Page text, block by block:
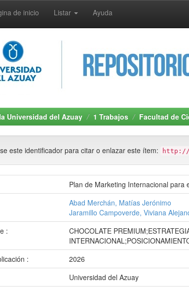
de inicio Listar Ayuda
Universidad del Azuay 1 Trabajos Facultad de
este identificador para citar o enlazar este ítem: http://
Plan de Marketing Internacional para
Abad Merchán, Matías Jerónimo
Jaramillo Campoverde, Viviana
:
CHOCOLATE
:
2026
Universidad del Azuay